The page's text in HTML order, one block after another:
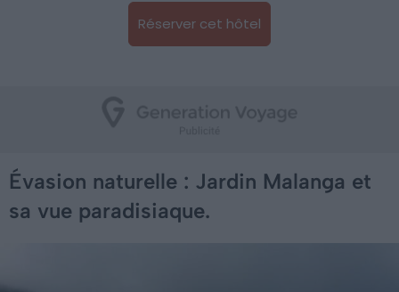
Réserver cet hôtel
Évasion naturelle : Jardin Malanga et
sa vue paradisiaque.